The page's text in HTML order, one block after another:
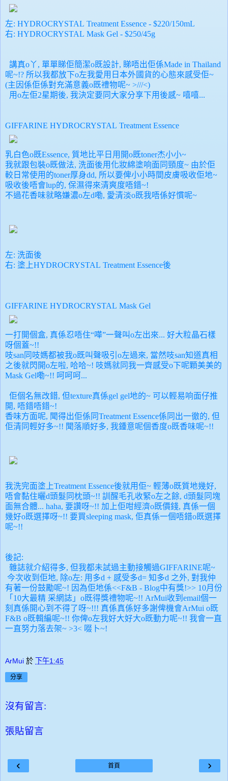
左: HYDROCRYSTAL Treatment Essence - $220/150mL
右: HYDROCRYSTAL Mask Gel - $250/45g
講真o丫, 單單睇佢簡潔o既設計, 睇唔出佢係Made in Thailand
呢~!? 所以我都放下o左我愛用日本外國貨的心態來感受佢~
(主因係佢係對充滿意義o既禮物呢~ >///<)
用o左佢2星期後, 我決定要同大家分享下用後感~ 嘻嘻...
GIFFARINE HYDROCRYSTAL Treatment Essence
乳白色o既Essence, 質地比平日用開o既toner杰小小~
我就跟包裝o既做法, 洗面後用化妝綿塗响面同頸度~ 由於佢
較日常使用的toner厚身dd, 所以要俾小小時間皮膚吸收佢地~
吸收後唔會lup的, 保濕得來清爽度唔錯~!
不過花香味就略嫌濃o左d嘞, 愛清淡o既我唔係好慣呢~
左: 洗面後
右: 塗上HYDROCRYSTAL Treatment Essence後
GIFFARINE HYDROCRYSTAL Mask Gel
一打開個盒, 真係忍唔住“嘩”一聲叫o左出來... 好大粒晶石樣
呀個蓋~!!
吱san同吱媽都被我o既叫聲吸引o左過來, 當然吱san知道真相
之後就閃開o左啦, 哈哈~! 吱媽就同我一齊感受o下呢顆美美的
Mask Gel嘞~!! 呵呵呵...
佢個名無改錯, 但texture真係gel gel地的~ 可以輕易响面仔推
開, 唔錯唔錯~!
香味方面呢, 聞得出佢係同Treatment Essence係同出一徹的, 但
佢清同輕好多~!! 聞落順好多, 我鍾意呢個香度o既香味呢~!!
我洗完面塗上Treatment Essence後就用佢~ 輕薄o既質地幾好,
唔會黏住曬d頭髮同枕頭~!! 訓醒毛孔收緊o左之餘, d頭髮同塊
面無合體... haha, 要讚呀~!! 加上佢咁經濟o既價錢, 真係一個
幾好o既選擇呀~!! 要買sleeping mask, 佢真係一個唔錯o既選擇
呢~!!
後記:
雜誌就介紹得多, 但我都未試過主動接觸過GIFFARINE呢~
今次收到佢地, 除o左: 用多d + 感受多d= 知多d 之外, 對我仲
有著一份鼓勵呢~! 因為佢地係<<F&B - Blog中有獎!>> 10月份
「10大最精 采網誌」o既得獎禮物呢~!! ArMui收到email個一
刻真係開心到不得了呀~!!! 真係真係好多謝俾機會ArMui o既
F&B o既輯編呢~!! 你俾o左我好大好大o既動力呢~!! 我會一直
一直努力落去架~ >3< 啜卜~!
ArMui 於 下午1:45
分享
沒有留言:
張貼留言
‹ ›
首頁